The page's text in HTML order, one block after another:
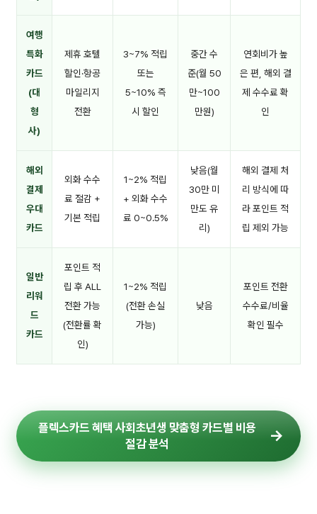
여행
특화
카드
(대
형
사)
제휴 호텔
할인·항공
마일리지
전환
3~7% 적립
또는
5~10% 즉
시 할인
중간 수
준(월 50
만~100
만원)
연회비가 높
은 편, 해외 결
제 수수료 확
인
해외
결제
우대
카드
외화 수수
료 절감 +
기본 적립
1~2% 적립
+ 외화 수수
료 0~0.5%
낮음(월
30만 미
만도 유
리)
해외 결제 처
리 방식에 따
라 포인트 적
립 제외 가능
일반
리워
드
카드
포인트 적
립 후 ALL
전환 가능
(전환률 확
인)
1~2% 적립
(전환 손실
가능)
낮음
포인트 전환
수수료/비율
확인 필수
플렉스카드 혜택 사회초년생 맞춤형 카드별 비용
절감 분석